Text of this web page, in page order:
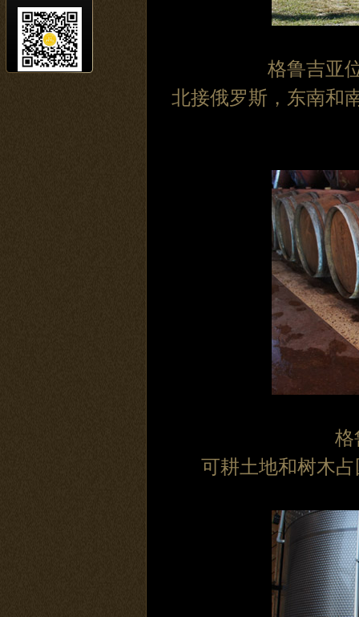
格鲁吉亚
北接俄罗斯，东南和
格
可耕土地和树木